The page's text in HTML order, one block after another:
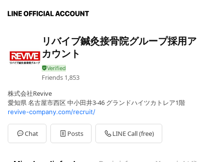
リバイブ鍼灸接骨院グループ採用ア
カウント
Friends 1,853
株式会社Revive
愛知県 名古屋市西区 中小田井3-46 グランドハイツカトレア1階
revive-company.com/recruit/
Chat Posts LINE Call (free)